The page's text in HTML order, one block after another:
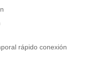
rápido conexión